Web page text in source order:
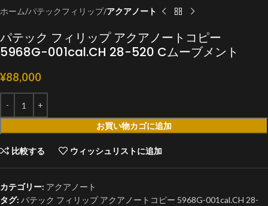
ホーム パテックフィリップ アクアノート
パテック フィリップ アクアノートコピー
5968G-001cal.CH 28-520 Cムーブメント
¥88,000
お買い物カゴに追加
比較する ウィッシュリストに追加
カテゴリー: アクアノート
タグ: パテック フィリップ アクアノートコピー 5968G-001cal.CH 28-